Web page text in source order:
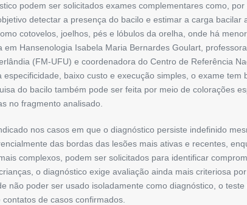
podem ser solicitados exames complementa­res como,
detectar a presença do bacilo e estimar a carga
cotovelos, joelhos, pés e lóbulos da orelha, onde há
em Hansenologia Isabela Maria Bernardes Goulart,
(FM-UFU) e coordenadora do Centro de Referência
especificidade, baixo custo e execução simples, o exame
do bacilo também pode ser feita por meio de colorações
no fragmento analisado.
nos casos em que o diagnóstico persiste indefinido
das bordas das lesões mais ativas e recentes,
complexos, podem ser solicitados para identificar
o diagnóstico exige ­avaliação ainda mais criteriosa
não poder ser usado ­isoladamente como diagnóstico, o
de casos confirmados.